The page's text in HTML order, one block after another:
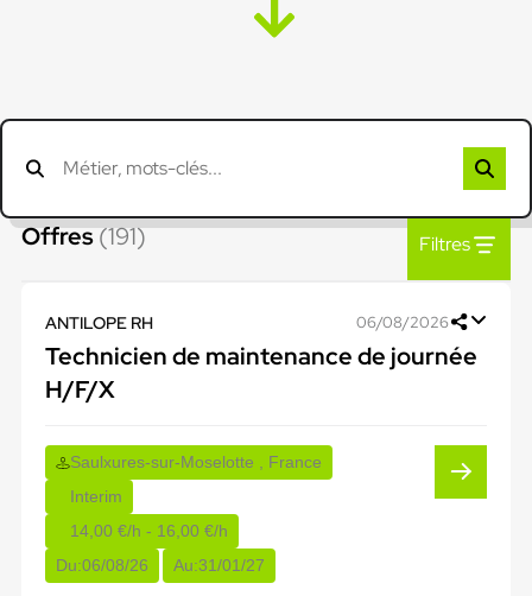
Offres(191) Filtres
ANTILOPE RH 06/08/2026
Technicien de maintenance de journée
H/F/X
Saulxures-sur-Moselotte , France
Interim
14,00 €/h - 16,00 €/h
Du:06/08/26 Au:31/01/27